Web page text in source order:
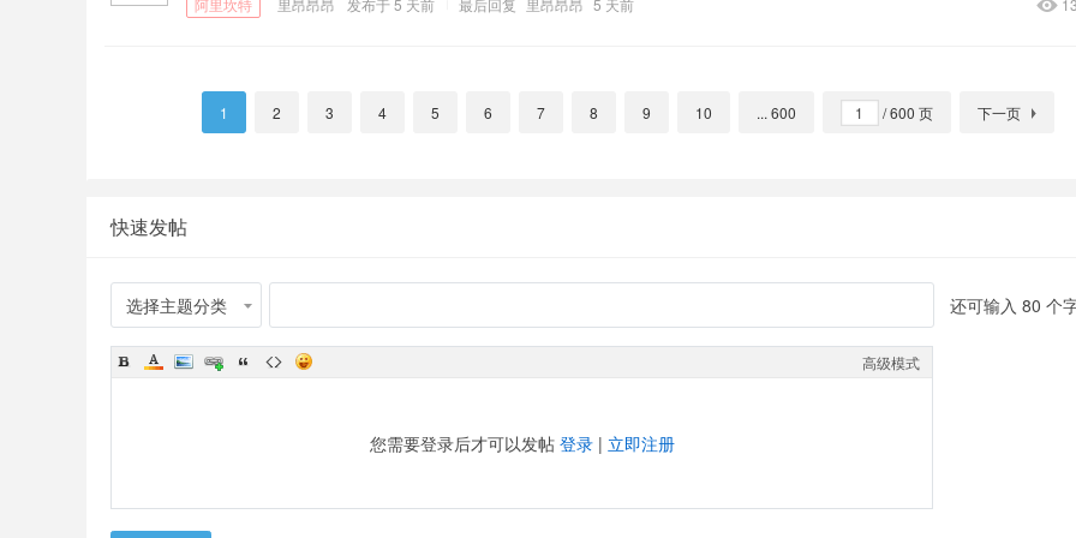
里昂昂昂
发布于5 天前 最后回复 里昂昂昂 5 天前
1 2 3 4 5 6 7 8 9 10 ... 600 / 600 页 下一页
快速发帖
选择主题分类 还可输入 80 个
高级模式
您需要登录后才可以发帖 登录| 立即注册